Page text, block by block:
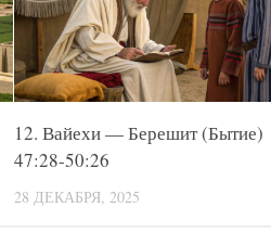
12. Вайехи — Берешит (Бытие)
47:28-50:26
28 ДЕКАБРЯ, 2025